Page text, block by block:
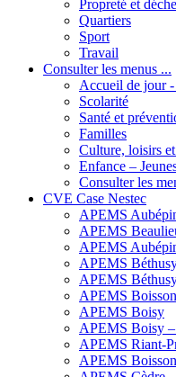
Propreté et
Quartiers
Sport
Travail
Consulter les menus ...
Accueil de jour -
Scolarité
Santé et
Familles
Culture, loisirs
Enfance –
Consulter les
CVE Case Nestec
APEMS
APEMS
APEMS
APEMS
APEMS
APEMS
APEMS Boisy
APEMS Boisy –
APEMS Riant-
APEMS